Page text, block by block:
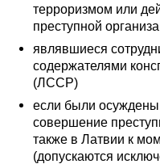
терроризмом или
преступной
являвшиеся
содержателями
(ЛССР)
если были осуждены
совершение
также в Латвии к
(допускаются